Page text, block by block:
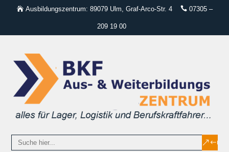
Ausbildungszentrum: 89079 Ulm, Graf-Arco-Str. 4 07305 –
209 19 00